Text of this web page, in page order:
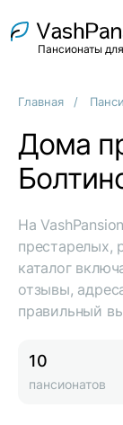
Пансионаты
Главная
Дома
На
престарелых,
каталог
отзывы,
правильный
10
пансионатов